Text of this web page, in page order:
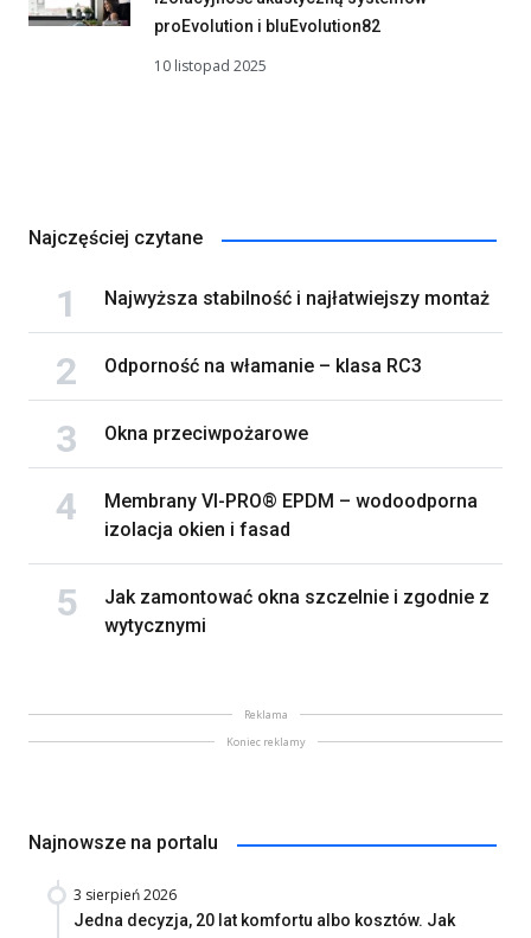
proEvolution i bluEvolution82
10 listopad 2025
Najczęściej czytane
Najwyższa stabilność i najłatwiejszy montaż
Odporność na włamanie – klasa RC3
Okna przeciwpożarowe
Membrany VI-PRO® EPDM – wodoodporna
izolacja okien i fasad
Jak zamontować okna szczelnie i zgodnie z
wytycznymi
Reklama
Koniec reklamy
Najnowsze na portalu
3 sierpień 2026
Jedna decyzja, 20 lat komfortu albo kosztów. Jak